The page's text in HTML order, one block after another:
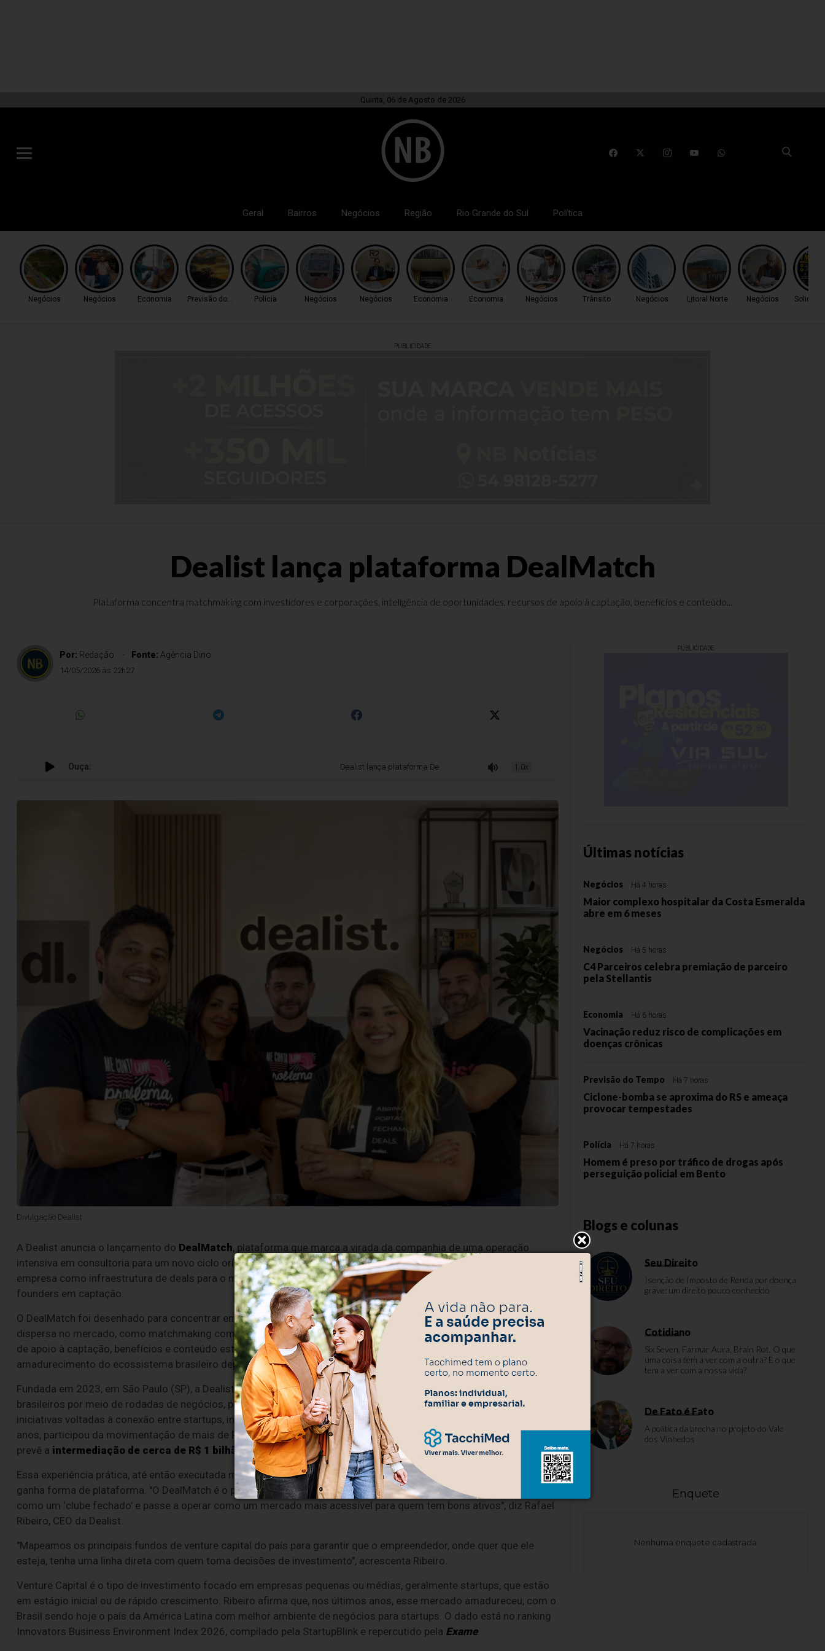
Quinta, 06 de Agosto de 2026
Geral Bairros Negócios Região Rio Grande do Sul Política
Negócios Negócios Economia Previsão do Tempo Polícia Negócios Negócios Economia Economia Negócios Trânsito Negócios Litoral Norte Negócios
PUBLICIDADE
Dealist lança plataforma DealMatch
Plataforma concentra matchmaking com investidores e corporações, inteligência de oportunidades, recursos de apoio à captação, benefícios e conteúdo...
Por: Redação Fonte: Agência Dino
14/05/2026 às 22h27
Ouça: Dealist lança plataforma DealMatch 1.0x
Divulgação Dealist
A Dealist anuncia o lançamento do DealMatch, plataforma que marca a virada da companhia de uma operação
intensiva em consultoria para um novo ciclo orientado a produto, tecnologia e escala. A proposta é consolidar a
empresa como infraestrutura de deals para o mercado de venture capital no Brasil e atuar como copiloto dos
founders em captação.
O DealMatch foi desenhado para concentrar em um único ambiente elementos que hoje ainda aparecem de forma
dispersa no mercado, como matchmaking com investidores e corporações, inteligência de oportunidades, recursos
de apoio à captação, benefícios e conteúdo estratégico para founders. A tese da empresa é que a próxima etapa de
amadurecimento do ecossistema brasileiro depende menos de ampliar discurso e mais de construir infraestrutura.
Fundada em 2023, em São Paulo (SP), a Dealist construiu uma presença nacional ao percorrer os 27 estados
brasileiros por meio de rodadas de negócios, programas de inovação, ações de educação empreendedora e
iniciativas voltadas à conexão entre startups, investidores, corporações e agentes do ecossistema. Nos últimos
anos, participou da movimentação de mais de R$ 480 milhões em intenções de investimento e, para 2026, a Dealist
prevê a intermediação de cerca de R$ 1 bilhão em negócios.
Essa experiência prática, até então executada majoritariamente de forma consultiva e operacional, é o que agora
ganha forma de plataforma. "O DealMatch é o primeiro passo para que o capital de risco deixe de ser percebido
como um ‘clube fechado’ e passe a operar como um mercado mais acessível para quem tem bons ativos", diz Rafael
Ribeiro, CEO da Dealist.
"Mapeamos os principais fundos de venture capital do país para garantir que o empreendedor, onde quer que ele
esteja, tenha uma linha direta com quem toma decisões de investimento", acrescenta Ribeiro.
Venture Capital é o tipo de investimento focado em empresas pequenas ou médias, geralmente startups, que estão
em estágio inicial ou de rápido crescimento. Ribeiro afirma que, nos últimos anos, esse mercado amadureceu, com o
Brasil sendo hoje o país da América Latina com melhor ambiente de negócios para startups. O dado está no ranking
Innovators Business Environment Index 2026, compilado pela StartupBlink e repercutido pela Exame.
PUBLICIDADE
Últimas notícias
Negócios Há 4 horas
Maior complexo hospitalar da Costa Esmeralda
abre em 6 meses
Negócios Há 5 horas
C4 Parceiros celebra premiação de parceiro
pela Stellantis
Economia Há 6 horas
Vacinação reduz risco de complicações em
doenças crônicas
Previsão do Tempo Há 7 horas
Ciclone-bomba se aproxima do RS e ameaça
provocar tempestades
Polícia Há 7 horas
Homem é preso por tráfico de drogas após
perseguição policial em Bento
Blogs e colunas
Seu Direito
Isenção de Imposto de Renda por doença
grave: um direito pouco conhecido
Cotidiano
Six Seven, Farmar Aura, Brain Rot. O que
uma coisa tem a ver com a outra? E o que
tem a ver com a nossa vida?
De Fato é Fato
A política da brecha no projeto do Vale
dos Vinhedos
Enquete
Nenhuma enquete cadastrada